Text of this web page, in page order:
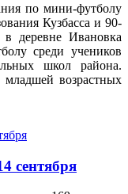
по мини-футболу
Кузбасса и 90-
в деревне Ивановка
среди учеников
школ района.
возрастных
сентября